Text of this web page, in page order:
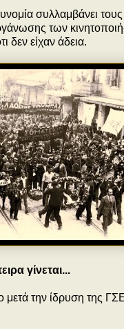
συλλαμβάνει τους
των
δεν είχαν άδεια.
γίνεται...
μετά την ίδρυση της